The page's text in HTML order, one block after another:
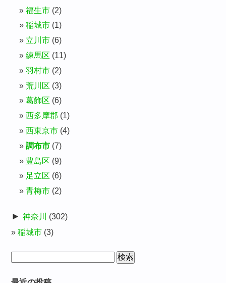
福生市 (2)
稲城市 (1)
立川市 (6)
練馬区 (11)
羽村市 (2)
荒川区 (3)
葛飾区 (6)
西多摩郡 (1)
西東京市 (4)
調布市 (7)
豊島区 (9)
足立区 (6)
青梅市 (2)
► 神奈川
(302)
稲城市 (3)